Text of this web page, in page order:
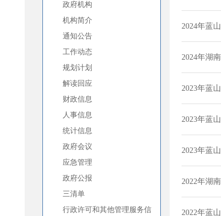
政府机构
机构简介
通知公告
工作动态
规划计划
解读回应
财政信息
人事信息
统计信息
政府会议
应急管理
政府公报
三清单
行政许可和其他管理服务信